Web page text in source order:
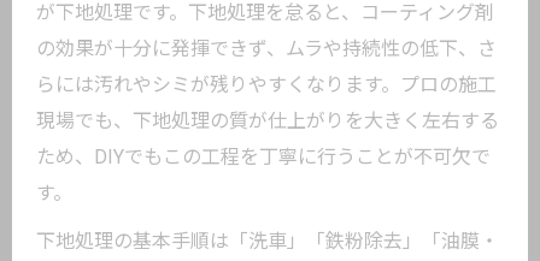
が下地処理です。下地処理を怠ると、コーティング剤
の効果が十分に発揮できず、ムラや持続性の低下、さ
らには汚れやシミが残りやすくなります。プロの施工
現場でも、下地処理の質が仕上がりを大きく左右する
ため、DIYでもこの工程を丁寧に行うことが不可欠で
す。
下地処理の基本手順は「洗車」「鉄粉除去」「油膜・